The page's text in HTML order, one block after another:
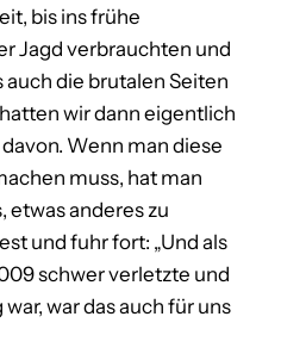
bis ins frühe
Jagd verbrauchten und
auch die brutalen Seiten
wir dann eigentlich
Wenn man diese
muss, hat man
etwas anderes zu
und fuhr fort: „Und als
schwer verletzte und
war das auch für uns